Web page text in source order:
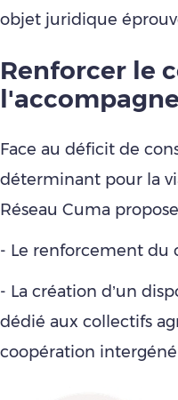
objet juridique
Renforcer le
Face au déficit de
déterminant pour la
Réseau Cuma
- Le renforcement du
- La création d’un
dédié aux collectifs
coopération